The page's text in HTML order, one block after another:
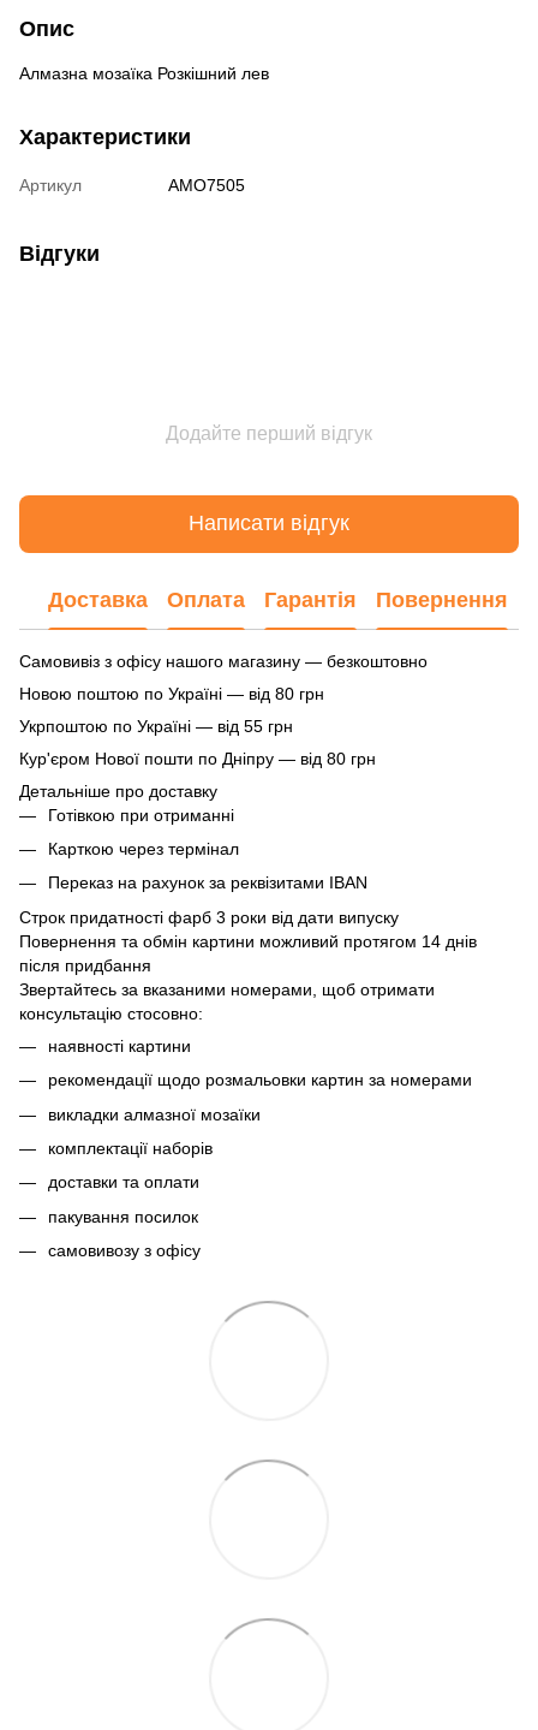
Опис
Алмазна мозаїка Розкішний лев
Характеристики
Артикул AMO7505
Відгуки
Додайте перший відгук
Написати відгук
Доставка Оплата Гарантія Повернення
Самовивіз з офісу нашого магазину — безкоштовно
Новою поштою по Україні — від 80 грн
Укрпоштою по Україні — від 55 грн
Кур'єром Нової пошти по Дніпру — від 80 грн
Детальніше про доставку
Готівкою при отриманні
Карткою через термінал
Переказ на рахунок за реквізитами IBAN
Строк придатності фарб 3 роки від дати випуску
Повернення та обмін картини можливий протягом 14 днів
після придбання
Звертайтесь за вказаними номерами, щоб отримати
консультацію стосовно:
наявності картини
рекомендації щодо розмальовки картин за номерами
викладки алмазної мозаїки
комплектації наборів
доставки та оплати
пакування посилок
самовивозу з офісу